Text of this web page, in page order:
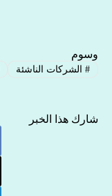
وسوم
#الشركات الناشئة
شارك هذا الخبر